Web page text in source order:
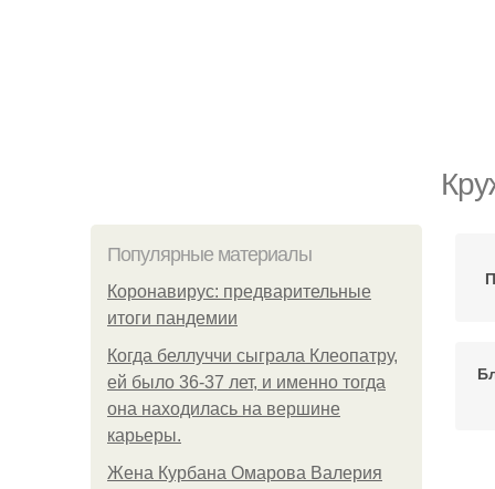
Популярные материалы
Коронавирус: предварительные
итоги пандемии
Когда беллуччи сыграла Клеопатру,
ей было 36-37 лет, и именно тогда
она находилась на вершине
карьеры.
Жена Курбана Омарова Валерия